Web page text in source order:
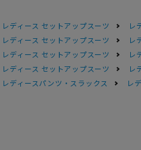
レディース セットアップスーツ
レ
レディース セットアップスーツ
レ
レディース セットアップスーツ
レ
レディース セットアップスーツ
レ
レディースパンツ・スラックス レ